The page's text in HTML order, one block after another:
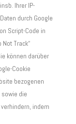
Ihrer IP-
durch Google
Script-Code in
Track“
können darüber
Cookie
bezogenen
sowie die
indem